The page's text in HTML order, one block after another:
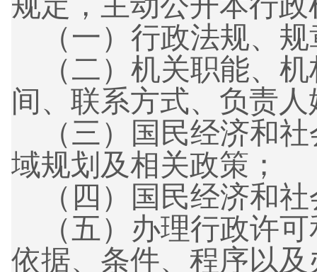
（一） 行政法规、
（二） 机关职能、
间、联系方式、负责
（三）
国民经济和
域规划及相关政策；
（四）
国民经济和
（五） 办理行政许
依据、条件、程序以